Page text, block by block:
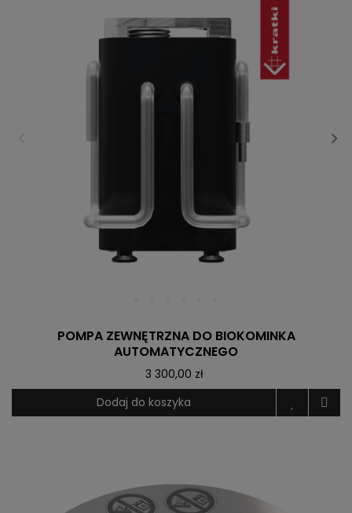
POMPA ZEWNĘTRZNA DO BIOKOMINKA
AUTOMATYCZNEGO
3 300,00 zł
Dodaj do koszyka